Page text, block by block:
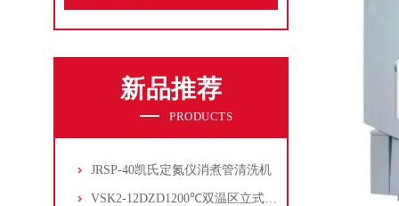
新品推荐
PRODUCTS
JRSP-40凯氏定氮仪消煮管清洗机
VSK2-12DZD1200℃双温区立式管式炉